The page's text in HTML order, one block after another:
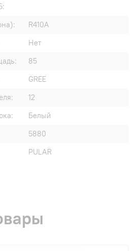
R410A
Нет
85
GREE
12
Белый
5880
PULAR